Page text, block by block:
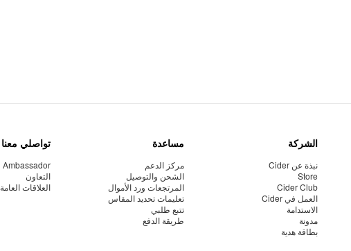
الشركة
نبذة عن Cider
Store
Cider Club
العمل في Cider
الاستدامة
مدونة
بطاقة هدية
مساعدة
مركز الدعم
الشحن والتوصيل
المرتجعات ورد الأموال
تعليمات تحديد المقاس
تتبع طلبي
طريقة الدفع
تواصلي معنا
Ambassador
التعاون
العلاقات العامة